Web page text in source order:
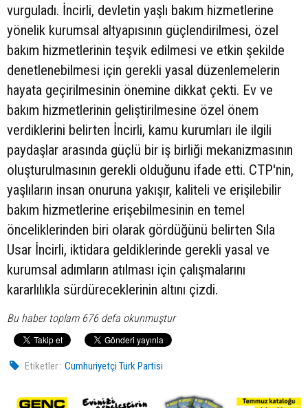
vurguladı. İncirli, devletin yaşlı bakım hizmetlerine
yönelik kurumsal altyapısının güçlendirilmesi, özel
bakım hizmetlerinin teşvik edilmesi ve etkin şekilde
denetlenebilmesi için gerekli yasal düzenlemelerin
hayata geçirilmesinin önemine dikkat çekti. Ev ve
bakım hizmetlerinin geliştirilmesine özel önem
verdiklerini belirten İncirli, kamu kurumları ile ilgili
paydaşlar arasında güçlü bir iş birliği mekanizmasının
oluşturulmasının gerekli olduğunu ifade etti. CTP'nin,
yaşlıların insan onuruna yakışır, kaliteli ve erişilebilir
bakım hizmetlerine erişebilmesinin en temel
önceliklerinden biri olarak gördüğünü belirten Sıla
Usar İncirli, iktidara geldiklerinde gerekli yasal ve
kurumsal adımların atılması için çalışmalarını
kararlılıkla sürdüreceklerinin altını çizdi.
Bu haber toplam 676 defa okunmuştur
Etiketler : Cumhuriyetçi Türk Partisi